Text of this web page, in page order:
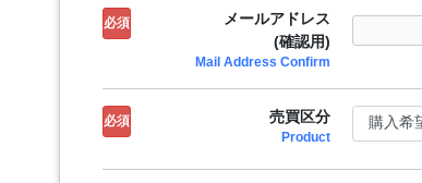
必須
メールアドレス
(確認用)
Mail Address Confirm
必須 売買区分
Product